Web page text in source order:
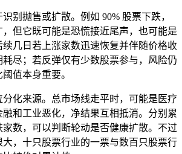
别抛售或扩散。例如 90% 股票下跌，
但它既可能是恐慌接近尾声，也可能是
几日若上涨家数迅速恢复并伴随价格收
尽；若反弹仅有少数股票参与，风险仍
值本身重要。
化来源。总市场线走平时，可能是医疗
和工业恶化，净结果互相抵消。分别累
数，可以判断轮动是否健康扩散。不过
，十只股票行业的一票与数百只股票行